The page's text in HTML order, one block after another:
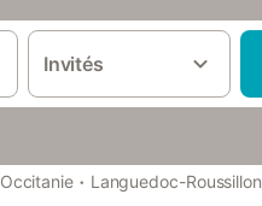
Invités
Occitanie · Languedoc-Roussillon